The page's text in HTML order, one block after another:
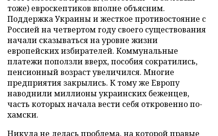
тоже) евроскептиков вполне объясним.
Поддержка Украины и жесткое противостояние с
Россией на четвертом году своего существования
начали сказываться на уровне жизни
европейских избирателей. Коммунальные
платежи поползли вверх, пособия сократились,
пенсионный возраст увеличился. Многие
предприятия закрылись. К тому же Европу
наводнили миллионы украинских беженцев,
часть которых начала вести себя откровенно по-
хамски.
Никуда не делась проблема, на которой правые